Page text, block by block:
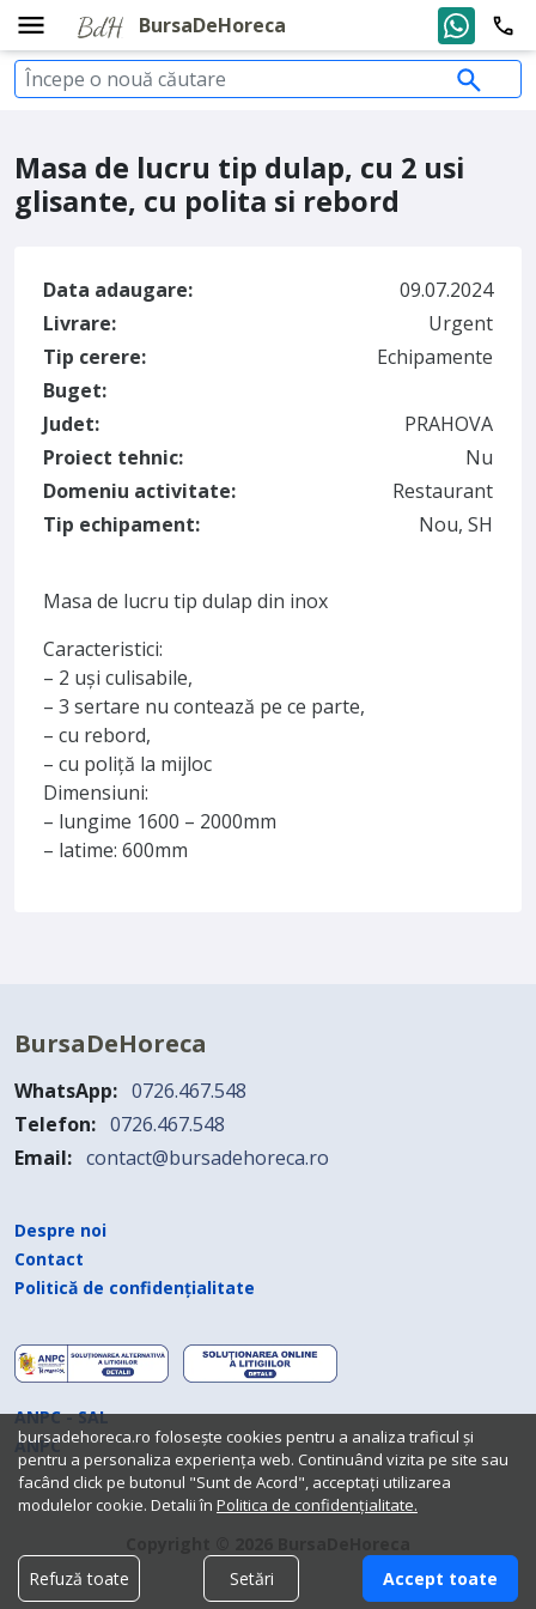
BursaDeHoreca
Masa de lucru tip dulap, cu 2 usi
glisante, cu polita si rebord
Data adaugare:
09.07.2024
Livrare:
Urgent
Tip cerere:
Echipamente
Buget:
Judet:
PRAHOVA
Proiect tehnic:
Nu
Domeniu activitate:
Restaurant
Tip echipament:
Nou, SH
Masa de lucru tip dulap din inox
Caracteristici:
– 2 uși culisabile,
– 3 sertare nu contează pe ce parte,
– cu rebord,
– cu poliță la mijloc
Dimensiuni:
– lungime 1600 – 2000mm
– latime: 600mm
bursadehoreca.ro folosește cookies pentru a analiza traficul și
pentru a personaliza experiența web. Continuând vizita pe site sau
facând click pe butonul "Sunt de Acord", acceptați utilizarea
modulelor cookie. Detalii în Politica de confidențialitate.
Refuză toate Setări Accept toate
BursaDeHoreca
WhatsApp: 0726.467.548
Telefon: 0726.467.548
Email: contact@bursadehoreca.ro
Despre noi
Contact
Politică de confidențialitate
ANPC - SAL
ANPC